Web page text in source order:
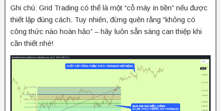
Ghi chú: Grid Trading có thể là một “cỗ máy in tiền” nếu được
thiết lập đúng cách. Tuy nhiên, đừng quên rằng “không có
công thức nào hoàn hảo” – hãy luôn sẵn sàng can thiệp khi
cần thiết nhé!